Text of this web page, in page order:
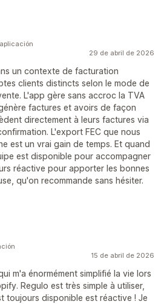
29 de abril de 2026
un contexte de facturation
clients distincts selon le mode de
L'app gère sans accroc la TVA
factures et avoirs de façon
directement à leurs factures via
L'export FEC que nous
est un vrai gain de temps. Et quand
est disponible pour accompagner
réactive pour apporter les bonnes
qu'on recommande sans hésiter.
15 de abril de 2026
m'a énormément simplifié la vie lors
Regulo est très simple à utiliser,
toujours disponible est réactive ! Je